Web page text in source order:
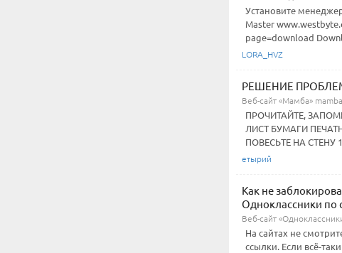
Установите
Master
page=download
LORA_HVZ
РЕШЕНИЕ
Веб-сайт «Мамба»
ПРОЧИТАЙТЕ,
ЛИСТ БУМАГИ
ПОВЕСЬТЕ НА СТЕНУ
етырий
Как не
Одноклассники по
Веб-сайт
На сайтах не
ссылки. Если всё-